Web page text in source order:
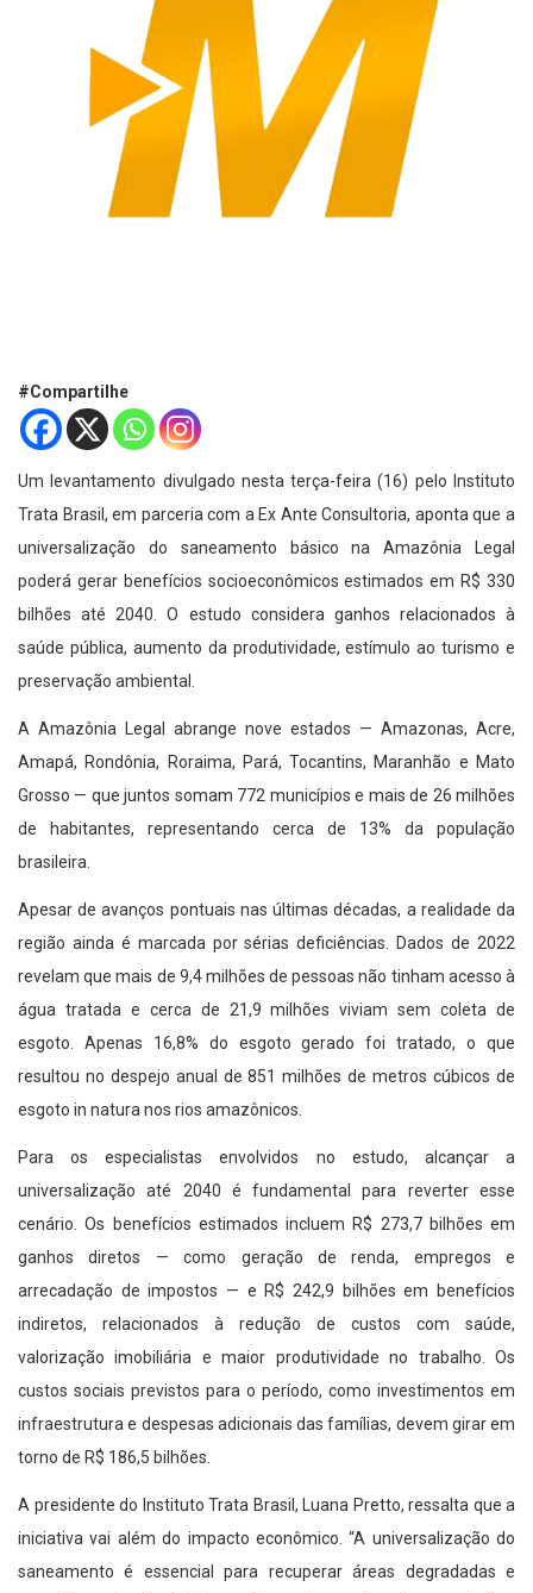
#Compartilhe
Um levantamento divulgado nesta terça-feira (16) pelo Instituto
Trata Brasil, em parceria com a Ex Ante Consultoria, aponta que a
universalização do saneamento básico na Amazônia Legal
poderá gerar benefícios socioeconômicos estimados em R$ 330
bilhões até 2040. O estudo considera ganhos relacionados à
saúde pública, aumento da produtividade, estímulo ao turismo e
preservação ambiental.
A Amazônia Legal abrange nove estados — Amazonas, Acre,
Amapá, Rondônia, Roraima, Pará, Tocantins, Maranhão e Mato
Grosso — que juntos somam 772 municípios e mais de 26 milhões
de habitantes, representando cerca de 13% da população
brasileira.
Apesar de avanços pontuais nas últimas décadas, a realidade da
região ainda é marcada por sérias deficiências. Dados de 2022
revelam que mais de 9,4 milhões de pessoas não tinham acesso à
água tratada e cerca de 21,9 milhões viviam sem coleta de
esgoto. Apenas 16,8% do esgoto gerado foi tratado, o que
resultou no despejo anual de 851 milhões de metros cúbicos de
esgoto in natura nos rios amazônicos.
Para os especialistas envolvidos no estudo, alcançar a
universalização até 2040 é fundamental para reverter esse
cenário. Os benefícios estimados incluem R$ 273,7 bilhões em
ganhos diretos — como geração de renda, empregos e
arrecadação de impostos — e R$ 242,9 bilhões em benefícios
indiretos, relacionados à redução de custos com saúde,
valorização imobiliária e maior produtividade no trabalho. Os
custos sociais previstos para o período, como investimentos em
infraestrutura e despesas adicionais das famílias, devem girar em
torno de R$ 186,5 bilhões.
A presidente do Instituto Trata Brasil, Luana Pretto, ressalta que a
iniciativa vai além do impacto econômico. “A universalização do
saneamento é essencial para recuperar áreas degradadas e